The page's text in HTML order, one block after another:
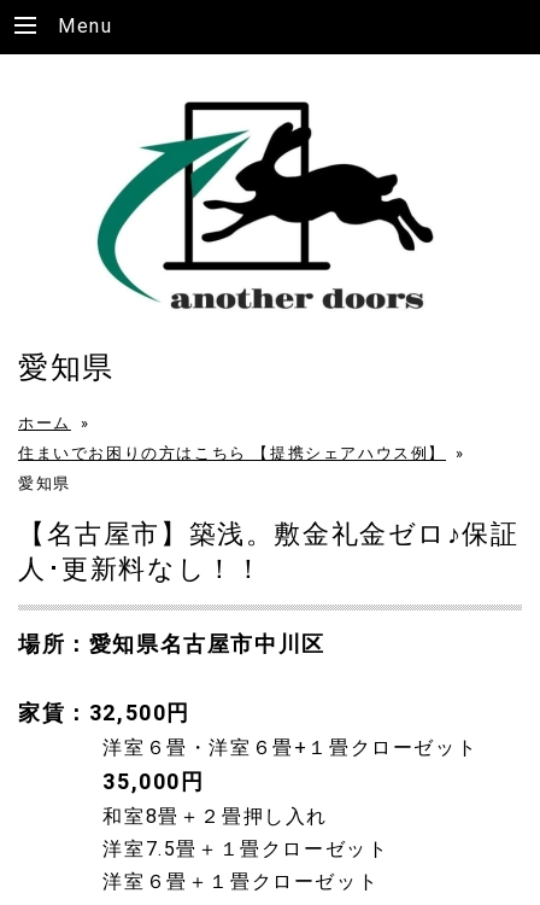
Menu
愛知県
ホーム
»
住まいでお困りの方はこちら 【提携シェアハウス例】
»
愛知県
【名古屋市】築浅。敷金礼金ゼロ♪保証
人･更新料なし！！
場所：愛知県名古屋市中川区
家賃：32,500円
洋室６畳・洋室６畳+１畳クローゼット
35,000円
和室8畳＋２畳押し入れ
洋室7.5畳＋１畳クローゼット
洋室６畳＋１畳クローゼット